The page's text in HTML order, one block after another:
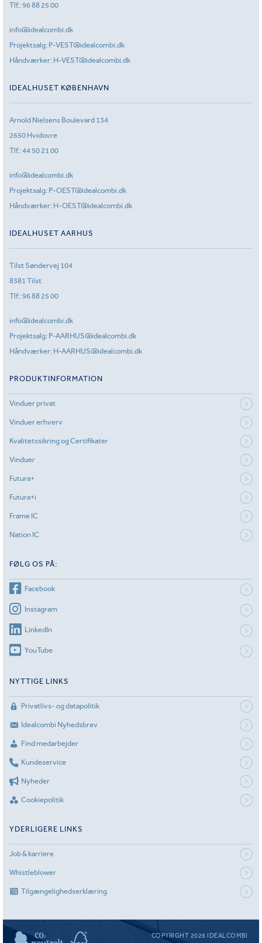
Tlf.:96 88 25 00
info@idealcombi.dk
Projektsalg: P-VEST@idealcombi.dk
Håndværker: H-VEST@idealcombi.dk
IDEALHUSET KØBENHAVN
Arnold Nielsens Boulevard 134
2650 Hvidovre
Tlf.:44 50 21 00
info@idealcombi.dk
Projektsalg: P-OEST@idealcombi.dk
Håndværker: H-OEST@idealcombi.dk
IDEALHUSET AARHUS
Tilst Søndervej 104
8381 Tilst
Tlf.:96 88 25 00
info@idealcombi.dk
Projektsalg: P-AARHUS@idealcombi.dk
Håndværker: H-AARHUS@idealcombi.dk
PRODUKTINFORMATION
Vinduer privat
Vinduer erhverv
Kvalitetssikring og Certifikater
Vinduer
Futura+
Futura+i
Frame IC
Nation IC
FØLG OS PÅ:
Facebook
Instagram
LinkedIn
YouTube
NYTTIGE LINKS
Privatlivs- og datapolitik
Idealcombi Nyhedsbrev
Find medarbejder
Kundeservice
Nyheder
Cookiepolitik
YDERLIGERE LINKS
Job & karriere
Whistleblower
Tilgængelighedserklæring
COPYRIGHT 2026 IDEALCOMBI